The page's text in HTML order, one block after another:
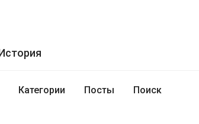
Категории Посты Поиск